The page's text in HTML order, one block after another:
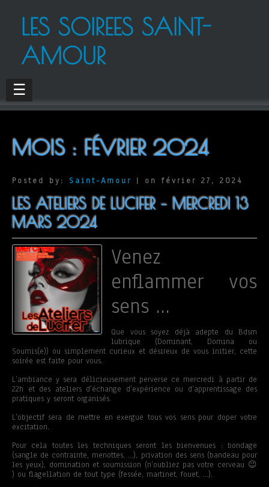
LES SOIREES SAINT-
AMOUR
☰
MOIS : FÉVRIER 2024
Posted by: Saint-Amour | on février 27, 2024
LES ATELIERS DE LUCIFER – MERCREDI 13
MARS 2024
Venez
enflammer vos
sens …
Que vous soyez déjà adepte du Bdsm
lubrique (Dominant, Domina ou
Soumis(e)) ou simplement curieux et désireux de vous initier, cette
soirée est faite pour vous.
L’ambiance y sera délicieusement perverse ce mercredi à partir de
22h et des ateliers d’échange d’expérience ou d’apprentissage des
pratiques y seront organisés.
L’objectif sera de mettre en exergue tous vos sens pour doper votre
excitation.
Pour cela toutes les techniques seront les bienvenues : bondage
(sangle de contrainte, menottes, …), privation des sens (bandeau pour
les yeux), domination et soumission (n’oubliez pas votre cerveau 😉
) ou flagellation de tout type (fessée, martinet, fouet, …).